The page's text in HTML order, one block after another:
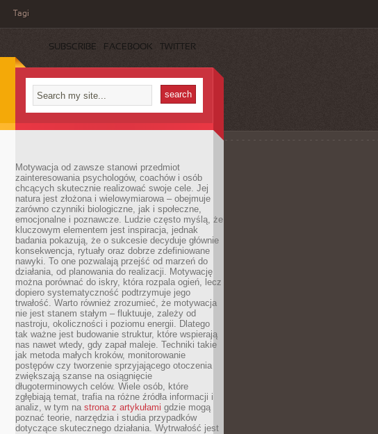
Tagi
SUBSCRIBE FACEBOOK TWITTER
Motywacja od zawsze stanowi przedmiot
zainteresowania psychologów, coachów i osób
chcących skutecznie realizować swoje cele. Jej
natura jest złożona i wielowymiarowa – obejmuje
zarówno czynniki biologiczne, jak i społeczne,
emocjonalne i poznawcze. Ludzie często myślą, że
kluczowym elementem jest inspiracja, jednak
badania pokazują, że o sukcesie decyduje głównie
konsekwencja, rytuały oraz dobrze zdefiniowane
nawyki. To one pozwalają przejść od marzeń do
działania, od planowania do realizacji. Motywację
można porównać do iskry, która rozpala ogień, lecz
dopiero systematyczność podtrzymuje jego
trwałość. Warto również zrozumieć, że motywacja
nie jest stanem stałym – fluktuuje, zależy od
nastroju, okoliczności i poziomu energii. Dlatego
tak ważne jest budowanie struktur, które wspierają
nas nawet wtedy, gdy zapał maleje. Techniki takie
jak metoda małych kroków, monitorowanie
postępów czy tworzenie sprzyjającego otoczenia
zwiększają szanse na osiągnięcie
długoterminowych celów. Wiele osób, które
zgłębiają temat, trafia na różne źródła informacji i
analiz, w tym na strona z artykułami gdzie mogą
poznać teorie, narzędzia i studia przypadków
dotyczące skutecznego działania. Wytrwałość jest